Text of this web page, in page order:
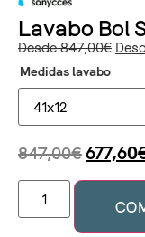
Lavabo Bol
Desde847,00€
Medidas lavabo
847,00€677,60